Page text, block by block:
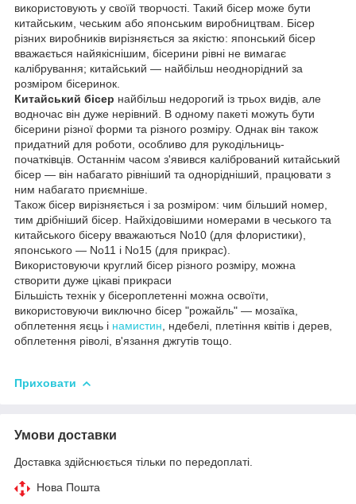
використовують у своїй творчості. Такий бісер може бути
китайським, чеським або японським виробництвам. Бісер
різних виробників вирізняється за якістю: японський бісер
вважається найякіснішим, бісерини рівні не вимагає
калібрування; китайський — найбільш неоднорідний за
розміром бісеринок.
Китайський бісер найбільш недорогий із трьох видів, але
водночас він дуже нерівний. В одному пакеті можуть бути
бісерини різної форми та різного розміру. Однак він також
придатний для роботи, особливо для рукодільниць-
початківців. Останнім часом з'явився калібрований китайський
бісер — він набагато рівніший та однорідніший, працювати з
ним набагато приємніше.
Також бісер вирізняється і за розміром: чим більший номер,
тим дрібніший бісер. Найхідовішими номерами в чеського та
китайського бісеру вважаються No10 (для флористики),
японського — No11 і No15 (для прикрас).
Використовуючи круглий бісер різного розміру, можна
створити дуже цікаві прикраси
Більшість технік у бісероплетенні можна освоїти,
використовуючи виключно бісер "рожайль" — мозаїка,
обплетення яєць і намистин , ндебелі, плетіння квітів і дерев,
обплетення ріволі, в'язання джгутів тощо.
Приховати
Умови доставки
Доставка здійснюється тільки по передоплаті.
Нова Пошта